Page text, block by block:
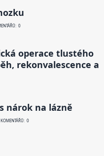
0
operace tlustého
rekonvalescence a
nárok na lázně
0